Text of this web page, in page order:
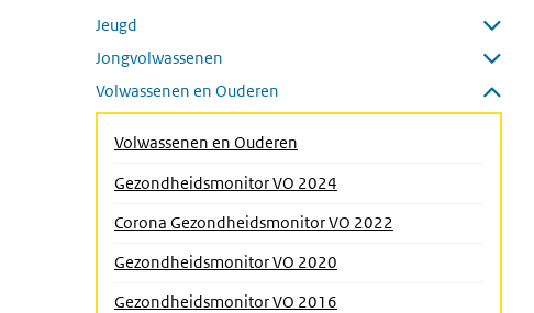
Jeugd
Submenu openen
Jongvolwassenen
Submenu openen
Volwassenen en Ouderen
Submenu sluiten
Volwassenen en Ouderen
Gezondheidsmonitor VO 2024
Corona Gezondheidsmonitor VO 2022
Gezondheidsmonitor VO 2020
Gezondheidsmonitor VO 2016